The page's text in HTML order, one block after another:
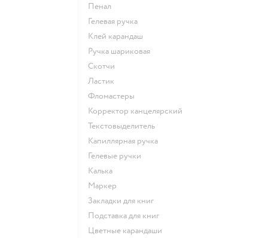
Пенал
Гелевая ручка
Клей карандаш
Ручка шариковая
Скотчи
Ластик
Фломастеры
Корректор канцелярский
Текстовыделитель
Капиллярная ручка
Гелевые ручки
Калька
Маркер
Закладки для книг
Подставка для книг
Цветные карандаши